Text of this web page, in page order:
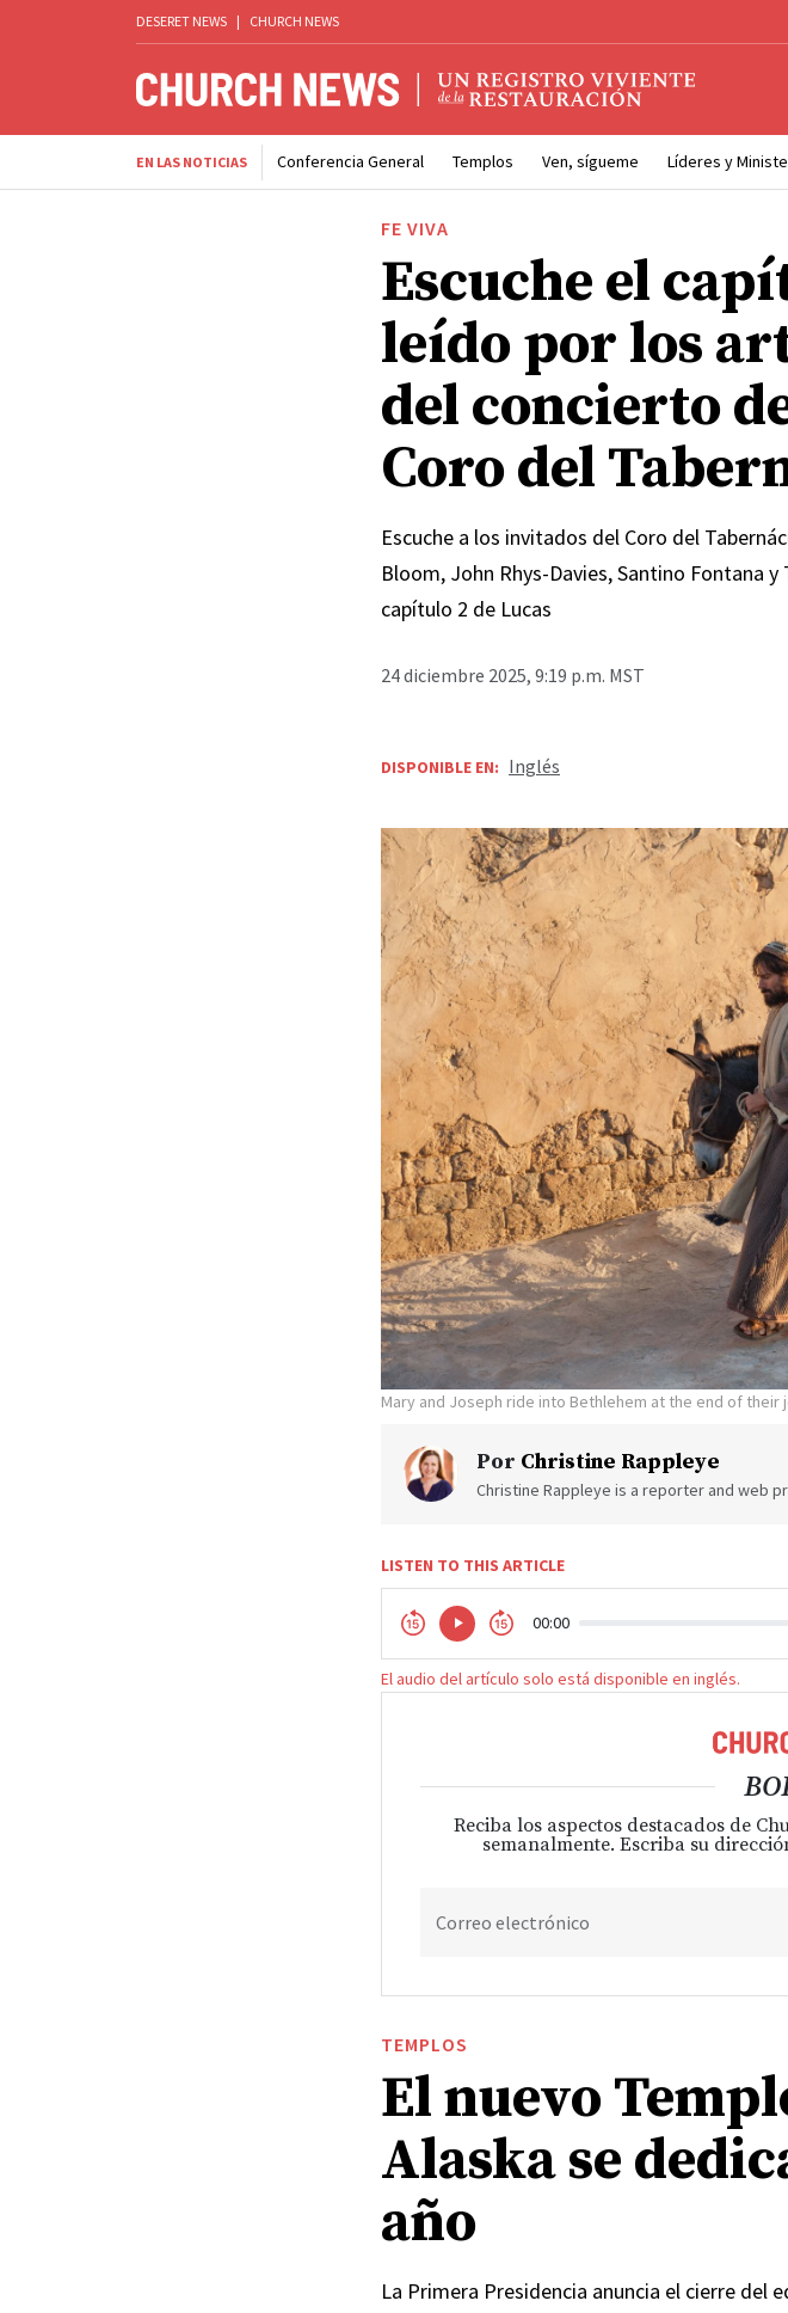
DESERET NEWS | CHURCH NEWS
EN LAS NOTICIAS Conferencia General Templos Ven, sígueme Líderes y
FE VIVA
Escuche el
leído por los
del concierto
Coro del
Escuche a los invitados del Coro del
Bloom, John Rhys-Davies, Santino Fontana
capítulo 2 de Lucas
24 diciembre 2025, 9:19 p.m. MST
DISPONIBLE EN: Inglés
Mary and Joseph ride into Bethlehem at the end of their
Por Christine Rappleye
Christine Rappleye is a reporter and web
LISTEN TO THIS ARTICLE
00:00
El audio del artículo solo está disponible en inglés.
Reciba los aspectos destacados de
semanalmente. Escriba su
Correo electrónico
TEMPLOS
El nuevo
Alaska se
año
La Primera Presidencia anuncia el cierre del